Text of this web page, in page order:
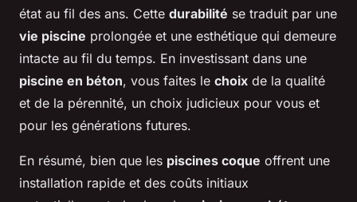
état au fil des ans. Cette durabilité se traduit par une
vie piscine prolongée et une esthétique qui demeure
intacte au fil du temps. En investissant dans une
piscine en béton, vous faites le choix de la qualité
et de la pérennité, un choix judicieux pour vous et
pour les générations futures.
En résumé, bien que les piscines coque offrent une
installation rapide et des coûts initiaux